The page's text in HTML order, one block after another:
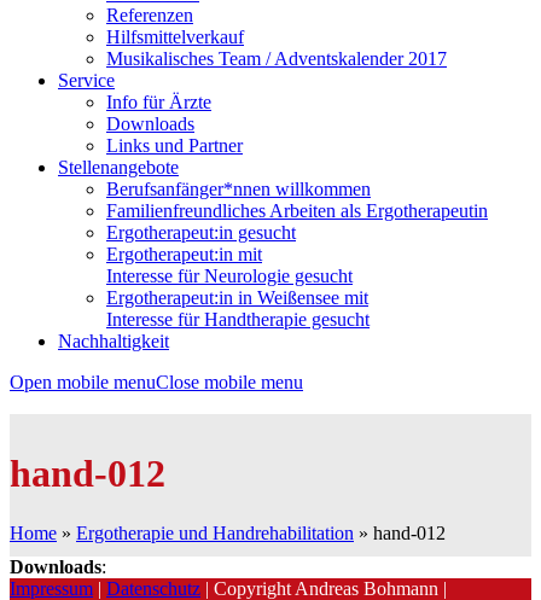
Referenzen
Hilfsmittelverkauf
Musikalisches Team / Adventskalender 2017
Service
Info für Ärzte
Downloads
Links und Partner
Stellenangebote
Berufsanfänger*nnen willkommen
Familienfreundliches Arbeiten als Ergotherapeutin
Ergotherapeut:in gesucht
Ergotherapeut:in mit
Interesse für Neurologie gesucht
Ergotherapeut:in in Weißensee mit
Interesse für Handtherapie gesucht
Nachhaltigkeit
Open mobile menuClose mobile menu
hand-012
Home » Ergotherapie und Handrehabilitation » hand-012
Downloads:
Impressum | Datenschutz | Copyright Andreas Bohmann |